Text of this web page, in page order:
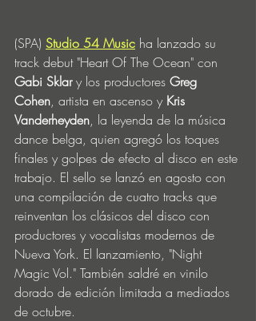
(SPA) Studio 54 Music ha lanzado su
track debut "Heart Of The Ocean" con
Gabi Sklar y los productores Greg
Cohen, artista en ascenso y Kris
Vanderheyden, la leyenda de la música
dance belga, quien agregó los toques
finales y golpes de efecto al disco en este
trabajo. El sello se lanzó en agosto con
una compilación de cuatro tracks que
reinventan los clásicos del disco con
productores y vocalistas modernos de
Nueva York. El lanzamiento, "Night
Magic Vol." También saldré en vinilo
dorado de edición limitada a mediados
de octubre.